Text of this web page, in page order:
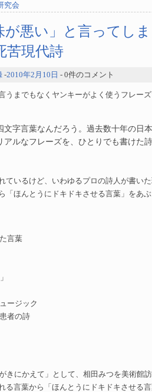
究会
が悪い」と言ってし
苦現代詩
-2010年2月10日 - 0件のコメント
うまでもなくヤンキーがよく使うフレー
文字言葉なんだろう。過去数十年の日
アルなフレーズを、ひとりでも書けた
ているけど、いわゆるプロの詩人が書い
「ほんとうにドキドキさせる言葉」をあ
言葉
ージック
者の詩
きにかえて」として、相田みつを美術館
る言葉から「ほんとうにドキドキさせる